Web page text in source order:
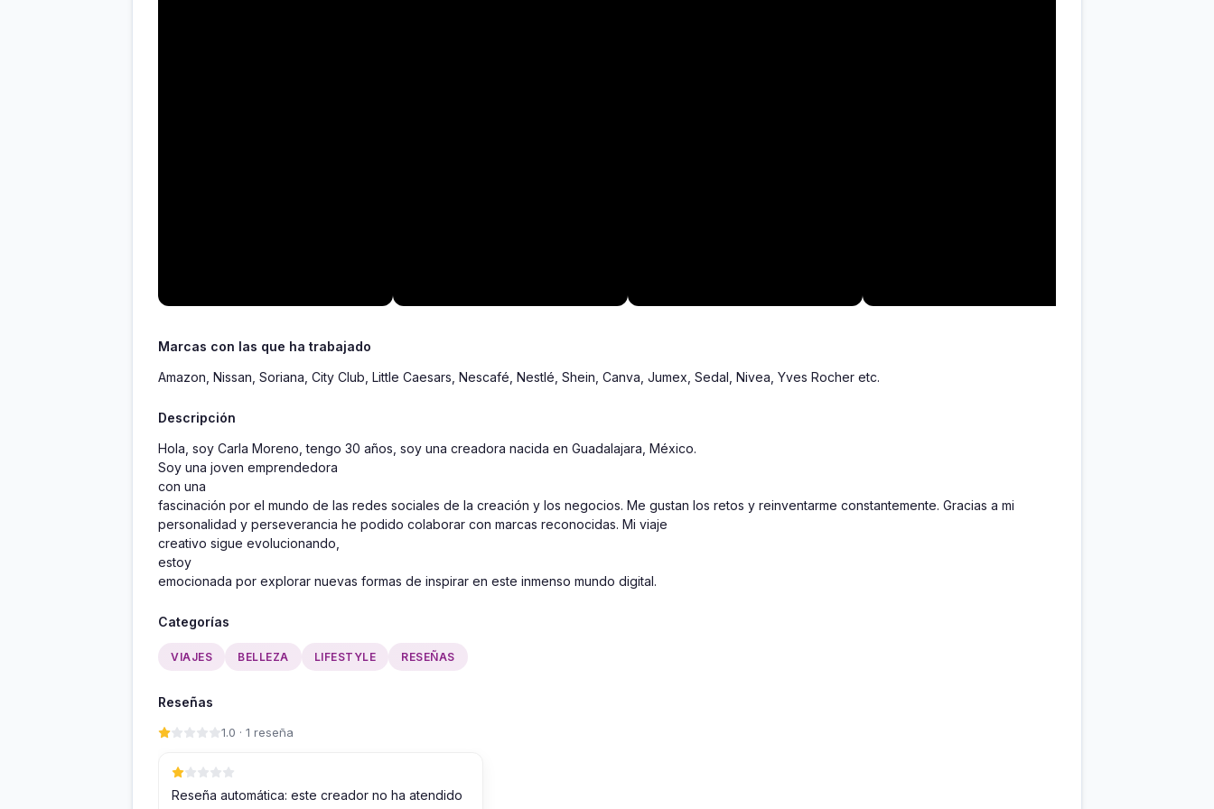
Marcas con las que ha trabajado
Amazon, Nissan, Soriana, City Club, Little Caesars, Nescafé, Nestlé, Shein, Canva, Jumex, Sedal, Nivea, Yves Rocher etc.
Descripción
Hola, soy Carla Moreno, tengo 30 años, soy una creadora nacida en Guadalajara, México.
Soy una joven emprendedora
con una
fascinación por el mundo de las redes sociales de la creación y los negocios. Me gustan los retos y reinventarme constantemente. Gracias a mi
personalidad y perseverancia he podido colaborar con marcas reconocidas. Mi viaje
creativo sigue evolucionando,
estoy
emocionada por explorar nuevas formas de inspirar en este inmenso mundo digital.
Categorías
VIAJES BELLEZA LIFESTYLE RESEÑAS
Reseñas
1.0 · 1 reseña
Reseña automática: este creador no ha atendido